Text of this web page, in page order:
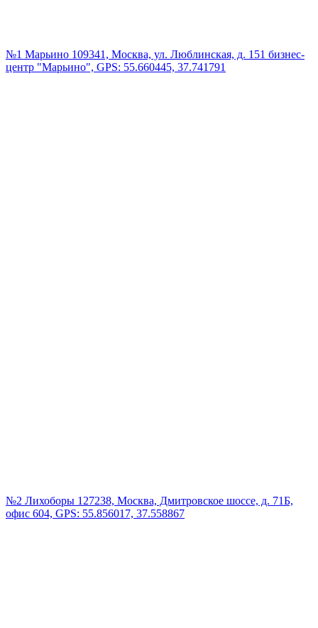
№1 Марьино 109341, Москва, ул. Люблинская, д. 151 бизнес-
центр "Марьино", GPS: 55.660445, 37.741791
№2 Лихоборы 127238, Москва, Дмитровское шоссе, д. 71Б,
офис 604, GPS: 55.856017, 37.558867